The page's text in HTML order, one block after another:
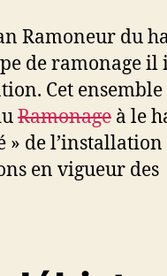
Ramoneur du
de ramonage il
Cet
Ramonage à le
» de l’installation
en vigueur des